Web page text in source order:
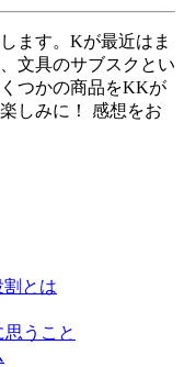
文具のサブスクとい
つかの商品をKKが
しみに！ 感想をお
割とは
うこと